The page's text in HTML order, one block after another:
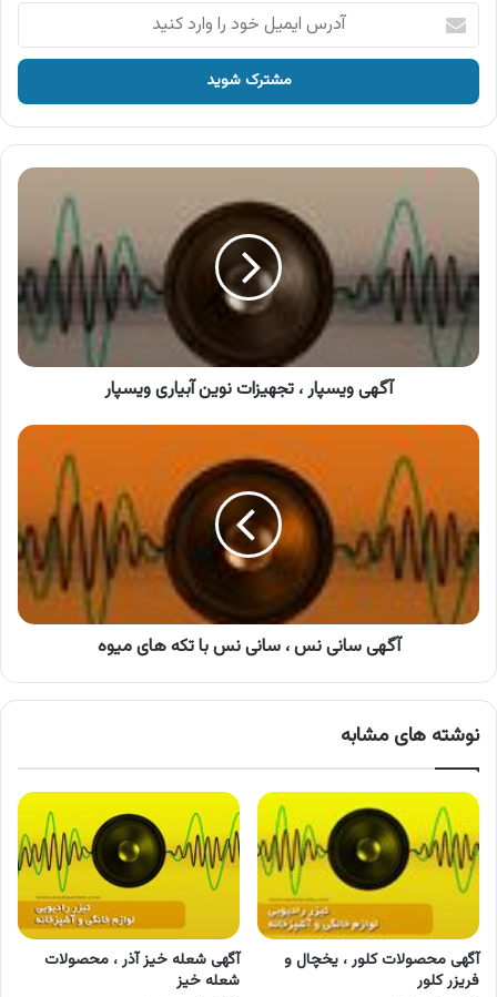
آدرس
ایمیل
خود
وارد
کنید
آگهی
تجهیزات
نوین
آبیاری
ویسپار
آگهی ویسپار ، تجهیزات نوین آبیاری ویسپار
آگهی
سانی
نس
با
تکه
های
آگهی سانی نس ، سانی نس با تکه های میوه
نوشته های مشابه
آگهی محصولات کلور ، یخچال و
فریزر کلور
آگهی شعله خیز آذر ، محصولات
شعله خیز